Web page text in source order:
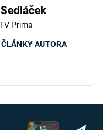
Prima
AUTORA